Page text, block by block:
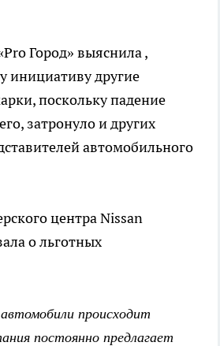
Город» выяснила ,
инициативу другие
поскольку падение
затронуло и других
автомобильного
центра Nissan
о льготных
происходит
постоянно предлагает